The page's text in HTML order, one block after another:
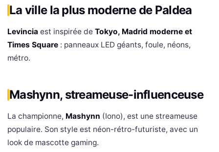
La ville la plus moderne de Paldea
Levincia est inspirée de Tokyo, Madrid moderne et
Times Square : panneaux LED géants, foule, néons,
métro.
Mashynn, streameuse-influenceuse
La championne, Mashynn (Iono), est une streameuse
populaire. Son style est néon-rétro-futuriste, avec un
look de mascotte gaming.